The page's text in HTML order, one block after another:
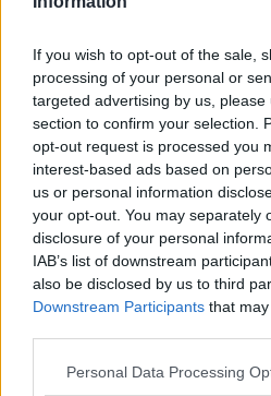
If you wish to opt-out of the sale,
processing of your personal or
targeted advertising by us,
section to confirm your selection.
opt-out request is processed you
interest-based ads based on
us or personal information
your opt-out. You may separately
disclosure of your personal
IAB’s list of downstream
also be disclosed by us to third
Downstream Participants that
Personal Data Processing
Simcoe, Amarillo e per l’innovativa
tramite criogenia per concentrare al
resine. Questi luppoli, indispensabili
moderni stili americani, sono oggi
della produzione italiana di qualità.
dovesse estendersi o se i flussi
subire interruzioni, i birrifici italiani si
scenari: una drastica impennata dei
necessità di riformulare ricette e stili
europei, che però non replicano la
dei corrispettivi americani.
Le conseguenze sarebbero
margini economici delle imprese,
si rischierebbe anche un
finale e un indebolimento della
anni dalla birra artigianale italiana